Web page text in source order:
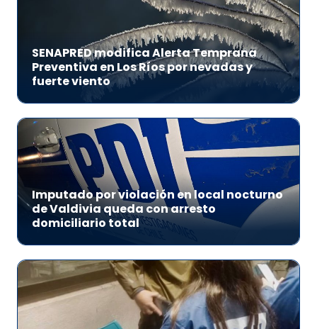
SENAPRED modifica Alerta Temprana
Preventiva en Los Ríos por nevadas y
fuerte viento
Imputado por violación en local nocturno
de Valdivia queda con arresto
domiciliario total